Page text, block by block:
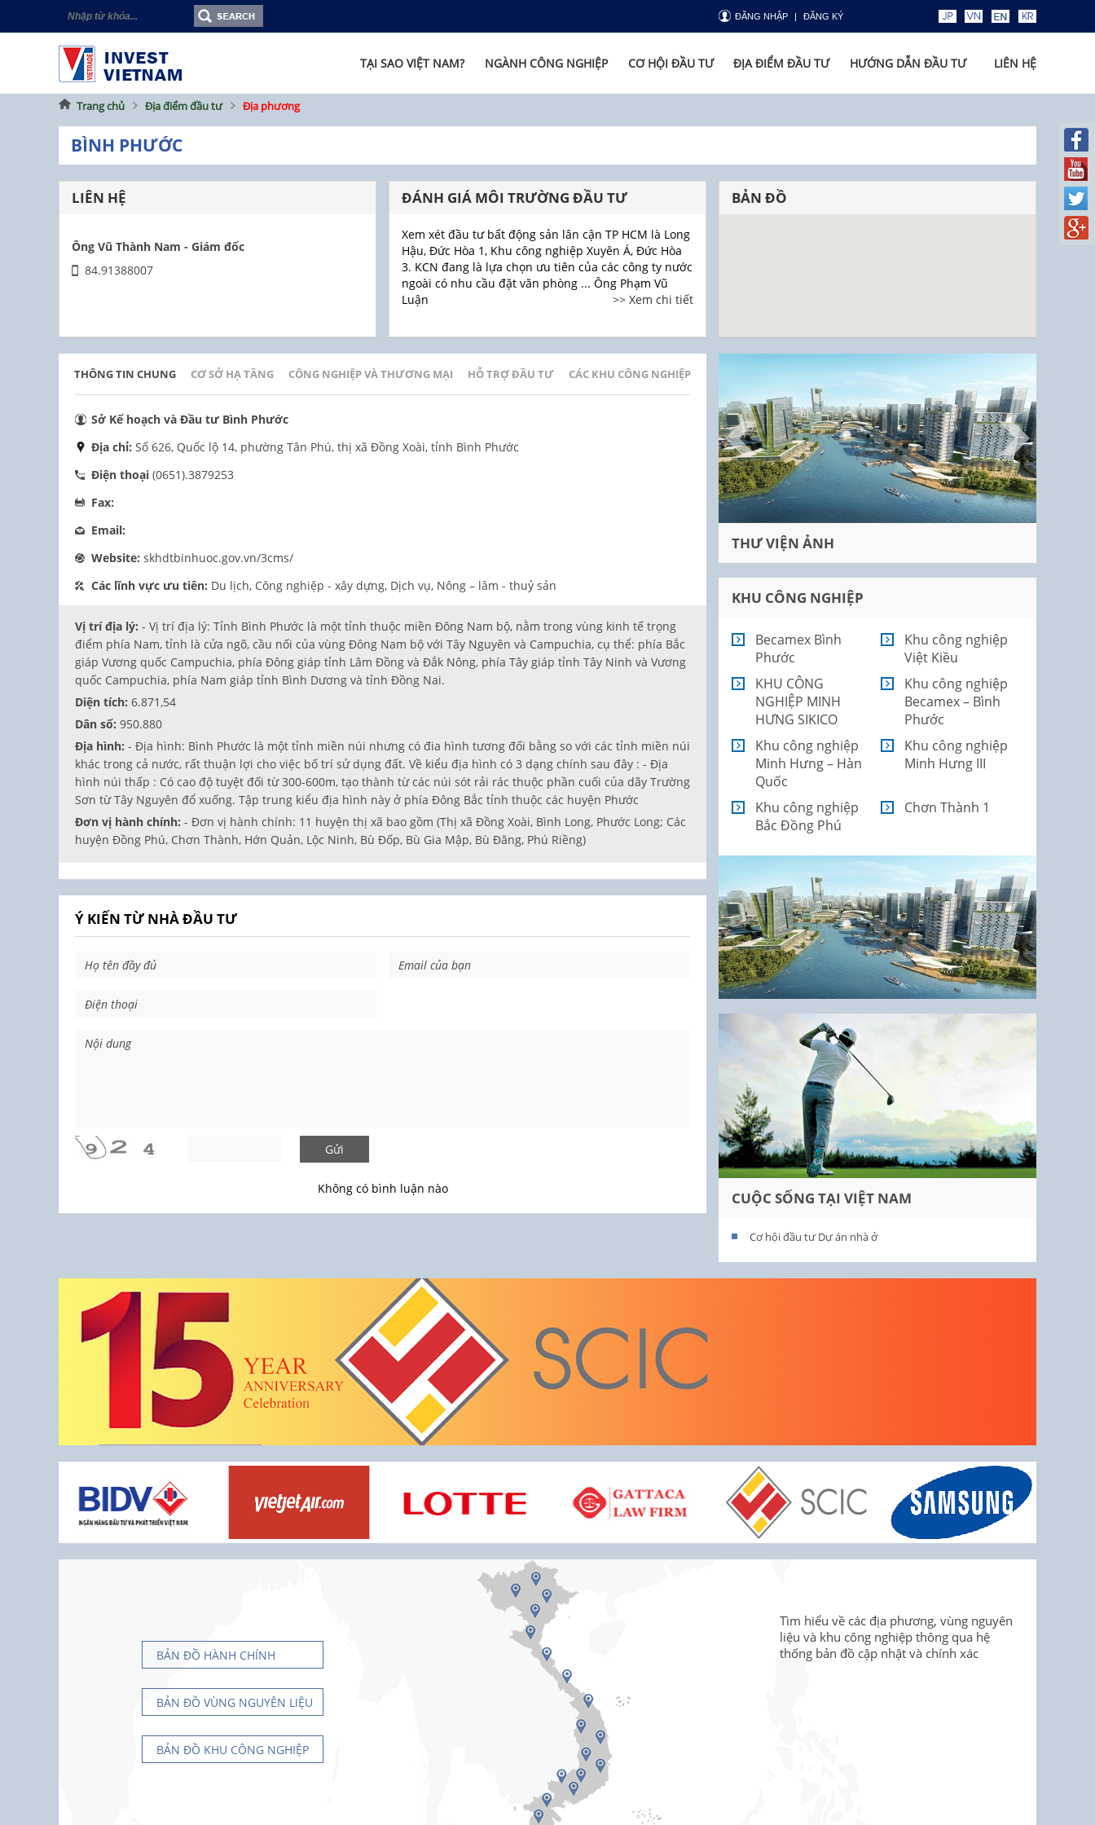
ĐĂNG NHẬP ĐĂNG KÝ
LIÊN HỆ
HƯỚNG DẪN ĐẦU TƯ
ĐỊA ĐIỂM ĐẦU TƯ
CƠ HỘI ĐẦU TƯ
NGÀNH CÔNG NGHIỆP
TẠI SAO VIỆT NAM?
Trang chủ Địa điểm đầu tư Địa phương
BÌNH PHƯỚC
LIÊN HỆ
Ông Vũ Thành Nam - Giám đốc
84.91388007
ĐÁNH GIÁ MÔI TRƯỜNG ĐẦU TƯ
Xem xét đầu tư bất động sản lân cận TP HCM là Long
Hậu, Đức Hòa 1, Khu công nghiệp Xuyên Á, Đức Hòa
3. KCN đang là lựa chọn ưu tiên của các công ty nước
ngoài có nhu cầu đặt văn phòng ... Ông Phạm Vũ
Luận
>> Xem chi tiết
BẢN ĐỒ
THÔNG TIN CHUNG CƠ SỞ HẠ TẦNG CÔNG NGHIỆP VÀ THƯƠNG MẠI HỖ TRỢ ĐẦU TƯ CÁC KHU CÔNG NGHIỆP
Sở Kế hoạch và Đầu tư Bình Phước
Địa chỉ: Số 626, Quốc lộ 14, phường Tân Phú, thị xã Đồng Xoài, tỉnh Bình Phước
Điện thoại (0651).3879253
Fax:
Email:
Website: skhdtbinhuoc.gov.vn/3cms/
Các lĩnh vực ưu tiên: Du lịch, Công nghiệp - xây dựng, Dịch vụ, Nông – lâm - thuỷ sản
Vị trí địa lý: - Vị trí địa lý: Tỉnh Bình Phước là một tỉnh thuộc miền Đông Nam bộ, nằm trong vùng kinh tế trọng
điểm phía Nam, tỉnh là cửa ngõ, cầu nối của vùng Đông Nam bộ với Tây Nguyên và Campuchia, cụ thể: phía Bắc
giáp Vương quốc Campuchia, phía Đông giáp tỉnh Lâm Đồng và Đắk Nông, phía Tây giáp tỉnh Tây Ninh và Vương
quốc Campuchia, phía Nam giáp tỉnh Bình Dương và tỉnh Đồng Nai.
Diện tích: 6.871,54
Dân số: 950.880
Địa hình: - Địa hình: Bình Phước là một tỉnh miền núi nhưng có đia hình tương đối bằng so với các tỉnh miền núi
khác trong cả nước, rất thuận lợi cho việc bố trí sử dụng đất. Về kiểu địa hình có 3 dạng chính sau đây : - Địa
hình núi thấp : Có cao độ tuyệt đối từ 300-600m, tạo thành từ các núi sót rải rác thuộc phần cuối của dãy Trường
Sơn từ Tây Nguyên đổ xuống. Tập trung kiểu địa hình này ở phía Đông Bắc tỉnh thuộc các huyện Phước
Đơn vị hành chính: - Đơn vị hành chính: 11 huyện thị xã bao gồm (Thị xã Đồng Xoài, Bình Long, Phước Long; Các
huyện Đồng Phú, Chơn Thành, Hớn Quản, Lộc Ninh, Bù Đốp, Bù Gia Mập, Bù Đăng, Phú Riềng)
Ý KIẾN TỪ NHÀ ĐẦU TƯ
Gửi
Không có bình luận nào
THƯ VIỆN ẢNH
KHU CÔNG NGHIỆP
Becamex Bình
Phước
Khu công nghiệp
Việt Kiều
KHU CÔNG
NGHIỆP MINH
HƯNG SIKICO
Khu công nghiệp
Becamex – Bình
Phước
Khu công nghiệp
Minh Hưng – Hàn
Quốc
Khu công nghiệp
Minh Hưng III
Khu công nghiệp
Bắc Đồng Phú
Chơn Thành 1
CUỘC SỐNG TẠI VIỆT NAM
Cơ hội đầu tư Dự án nhà ở
BẢN ĐỒ HÀNH CHÍNH
BẢN ĐỒ VÙNG NGUYÊN LIỆU
BẢN ĐỒ KHU CÔNG NGHIỆP
Tìm hiểu về các địa phương, vùng nguyên
liệu và khu công nghiệp thông qua hệ
thống bản đồ cập nhật và chính xác